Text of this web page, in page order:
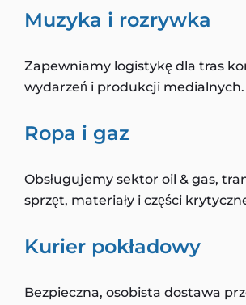
Muzyka i rozrywka
Zapewniamy logistykę dla tras
wydarzeń i produkcji medialnych.
Ropa i gaz
Obsługujemy sektor oil & gas,
sprzęt, materiały i części
Kurier pokładowy
Bezpieczna, osobista dostawa